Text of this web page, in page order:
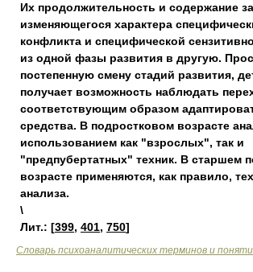
Их продолжительность и содержание
изменяющегося характера
конфликта и специфической
из одной фазы развития в другую.
постепенную смену стадий развития,
получает возможность наблюдать
соответствующим образом
средства. В подростковом возрасте
использованием как "взрослых", так и
"предпубертатных" техник. В старшем
возрасте применяются, как правило,
анализа.
\
Лит.: [399, 401, 750]
Словарь психоаналитических терминов и